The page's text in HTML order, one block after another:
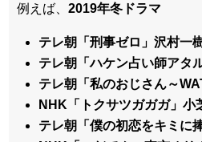
例えば、 2019年冬ドラマ
テレ朝「刑事ゼロ」沢村一
テレ朝「ハケン占い師アタ
テレ朝「私のおじさん～
NHK「トクサツガガガ」小
テレ朝「僕の初恋をキミに